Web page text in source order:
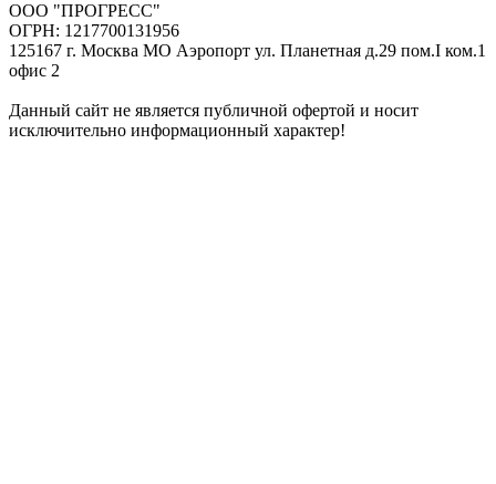
ООО "ПРОГРЕСС"
ОГРН: 1217700131956
125167 г. Москва МО Аэропорт ул. Планетная д.29 пом.I ком.1
офис 2
Данный сайт не является публичной офертой и носит
исключительно информационный характер!